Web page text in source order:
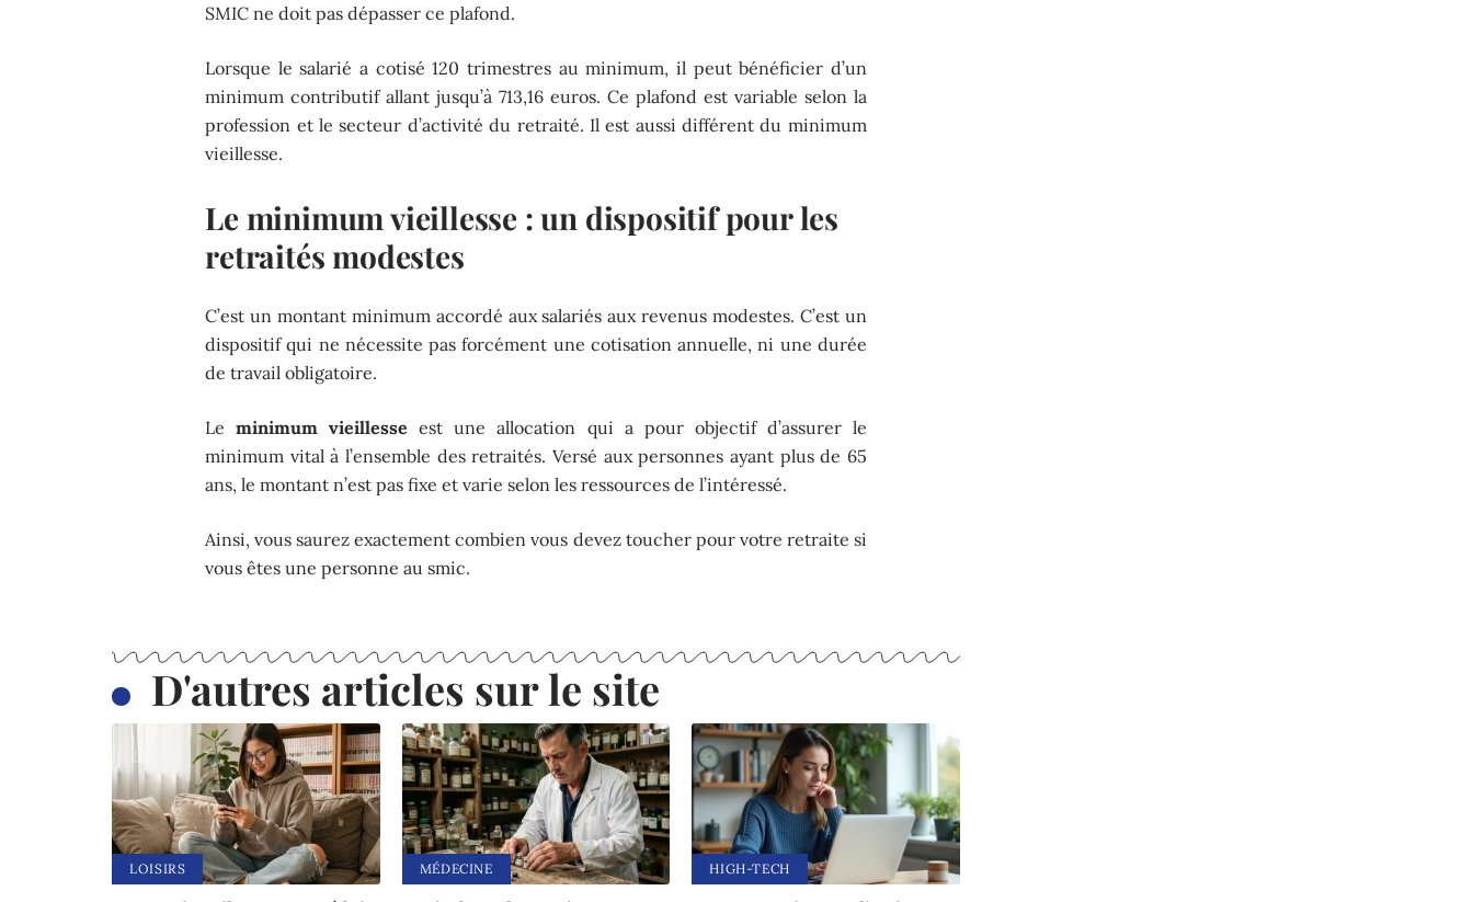
SMIC ne doit pas dépasser ce plafond.
Lorsque le salarié a cotisé 120 trimestres au minimum, il peut bénéficier d’un
minimum contributif allant jusqu’à 713,16 euros. Ce plafond est variable selon la
profession et le secteur d’activité du retraité. Il est aussi différent du minimum
vieillesse.
Le minimum vieillesse : un dispositif pour les
retraités modestes
C’est un montant minimum accordé aux salariés aux revenus modestes. C’est un
dispositif qui ne nécessite pas forcément une cotisation annuelle, ni une durée
de travail obligatoire.
Leminimum vieillesse est une allocation qui a pour objectif d’assurer le
minimum vital à l’ensemble des retraités. Versé aux personnes ayant plus de 65
ans, le montant n’est pas fixe et varie selon les ressources de l’intéressé.
Ainsi, vous saurez exactement combien vous devez toucher pour votre retraite si
vous êtes une personne au smic.
D'autres articles sur le site
LOISIRS MÉDECINE HIGH-TECH